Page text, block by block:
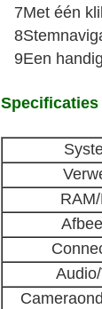
7Met één
9Een
Specificaties